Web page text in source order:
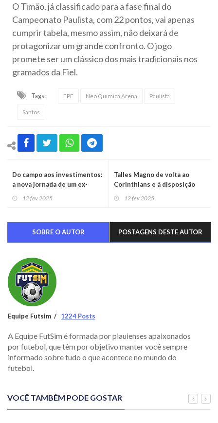
O Timão, já classificado para a fase final do
Campeonato Paulista, com 22 pontos, vai apenas
cumprir tabela, mesmo assim, não deixará de
protagonizar um grande confronto. O jogo
promete ser um clássico dos mais tradicionais nos
gramados da Fiel.
Tags: FPF Neo Quimica Arena Paulista
Santos
Do campo aos investimentos:
a nova jornada de um ex-
12 fev 2025
Talles Magno de volta ao
Corinthians e à disposição
12 fev 2025
SOBRE O AUTOR POSTAGENS DESTE AUTOR
Equipe Futsim 1224 Posts
A Equipe FutSim é formada por piauienses apaixonados
por futebol, que têm por objetivo manter você sempre
informado sobre tudo o que acontece no mundo do
futebol.
VOCÊ TAMBÉM PODE GOSTAR